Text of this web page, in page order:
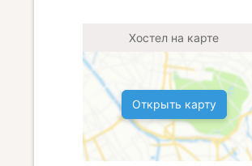
Хостел на карте
Открыть карту